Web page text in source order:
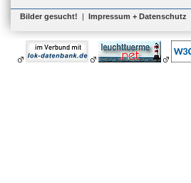
Bilder gesucht! | Impressum + Datenschutz